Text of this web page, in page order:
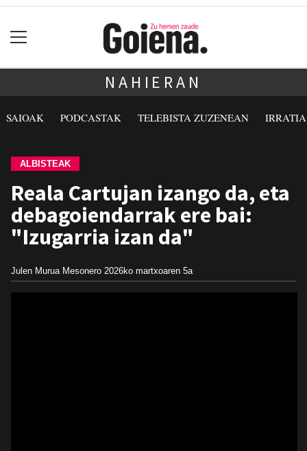
NAHIERAN
SAIOAK PODCASTAK TELEBISTA ZUZENEAN
ALBISTEAK
Reala Cartujan izango da, eta
debagoiendarrak ere bai:
"Izugarria izan da"
Julen Murua Mesonero 2026ko martxoaren 5a